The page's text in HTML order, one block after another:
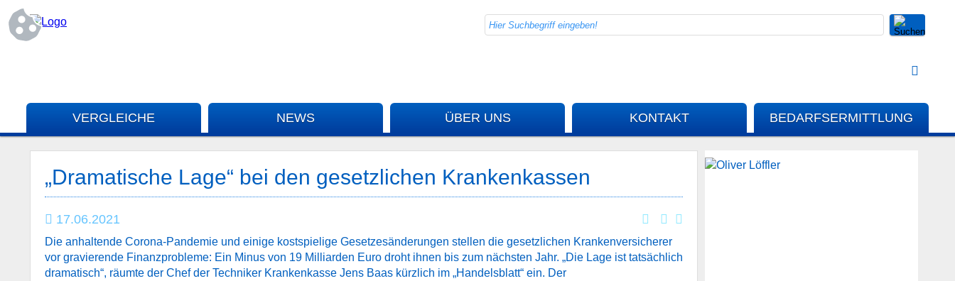
VERGLEICHE NEWS ÜBER UNS KONTAKT BEDARFSERMITTLUNG
„Dramatische Lage“ bei den gesetzlichen Krankenkassen
17.06.2021
Die anhaltende Corona-Pandemie und einige kostspielige Gesetzesänderungen stellen die gesetzlichen Krankenversicherer
vor gravierende Finanzprobleme: Ein Minus von 19 Milliarden Euro droht ihnen bis zum nächsten Jahr. „Die Lage ist tatsächlich
dramatisch“, räumte der Chef der Techniker Krankenkasse Jens Baas kürzlich im „Handelsblatt“ ein. Der